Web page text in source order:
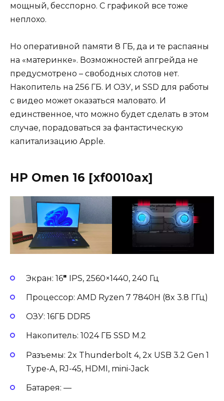
мощный, бесспорно. С графикой все тоже
неплохо.
Но оперативной памяти 8 ГБ, да и те распаяны
на «материнке». Возможностей апгрейда не
предусмотрено – свободных слотов нет.
Накопитель на 256 ГБ. И ОЗУ, и SSD для работы
с видео может оказаться маловато. И
единственное, что можно будет сделать в этом
случае, порадоваться за фантастическую
капитализацию Apple.
HP Omen 16 [xf0010ax]
Экран: 16″ IPS, 2560×1440, 240 Гц
Процессор: AMD Ryzen 7 7840H (8x 3.8 ГГц)
ОЗУ: 16ГБ DDR5
Накопитель: 1024 ГБ SSD М.2
Разъемы: 2x Thunderbolt 4, 2x USB 3.2 Gen 1
Type-A, RJ-45, HDMI, mini-Jack
Батарея: —